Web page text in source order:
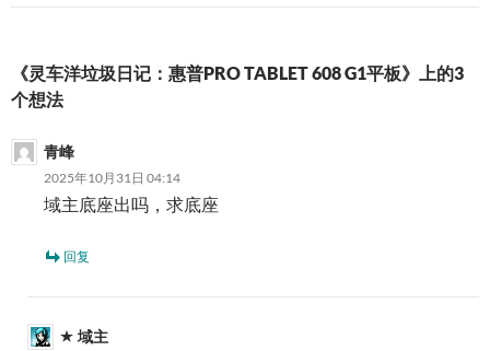
《灵车洋垃圾日记：惠普PRO TABLET 608 G1平板》上的3
个想法
青峰
2025年10月31日 04:14
域主底座出吗，求底座
回复
域主